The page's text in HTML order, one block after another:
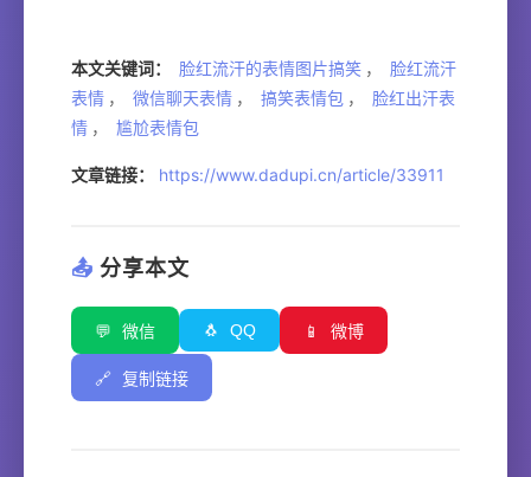
本文关键词： 脸红流汗的表情图片搞笑 ，
脸红流汗
表情 ， 微信聊天表情 ， 搞笑表情包 ，
脸红出汗表
情 ， 尴尬表情包
文章链接： https://www.dadupi.cn/article/33911
📤 分享本文
💬 微信 🐧 QQ 📱 微博
🔗 复制链接